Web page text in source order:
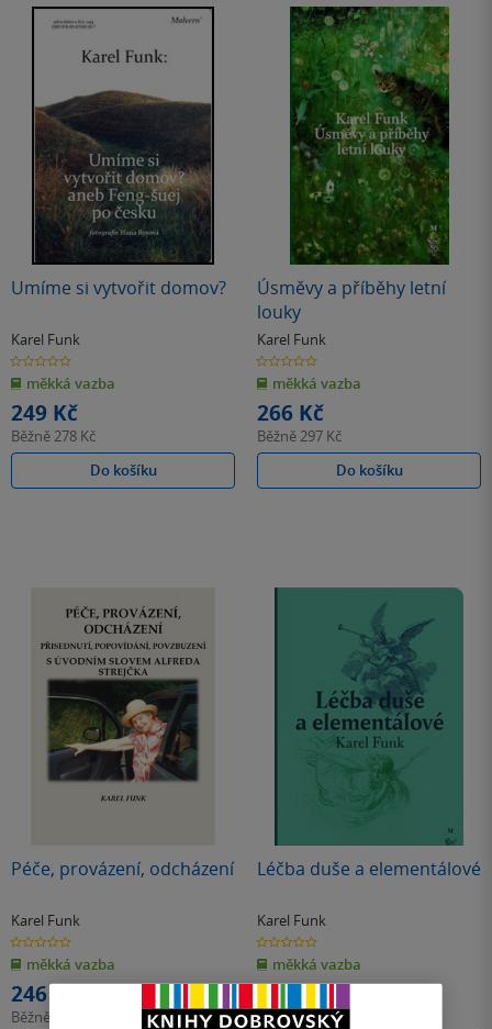
Umíme si vytvořit domov?
Karel Funk
0.0
z
5
hvězdiček
měkká vazba
249 Kč
Běžně278 Kč
Do košíku
Úsměvy a příběhy letní
louky
Karel Funk
0.0
z
5
hvězdiček
měkká vazba
266 Kč
Běžně297 Kč
Do košíku
Péče, provázení, odcházení
Karel Funk
0.0
z
5
hvězdiček
měkká vazba
246 Kč
Běžně
Léčba duše a elementálové
Karel Funk
0.0
z
5
hvězdiček
měkká vazba
Běžně298 Kč